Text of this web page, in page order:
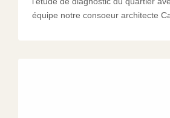
équipe notre consoeur architecte